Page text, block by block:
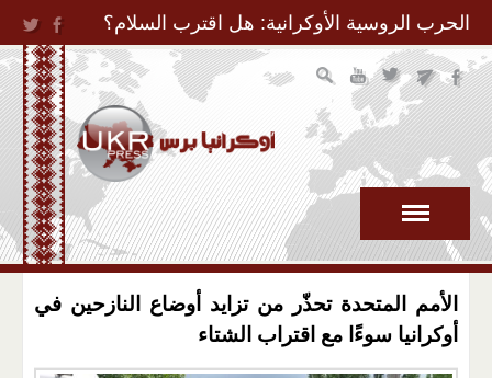
Jump to Navigation
الحرب الروسية الأوكرانية: هل اقترب السلام؟
الأمم المتحدة تحذّر من تزايد أوضاع النازحين في
أوكرانيا سوءًا مع اقتراب الشتاء